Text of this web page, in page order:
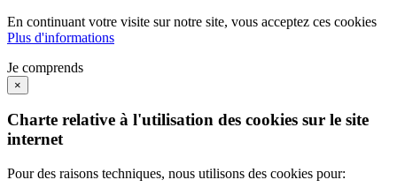
En continuant votre visite sur notre site, vous acceptez ces cookies
Plus d'informations
Je comprends
×
Charte relative à l'utilisation des cookies sur le site
internet
Pour des raisons techniques, nous utilisons des cookies pour: